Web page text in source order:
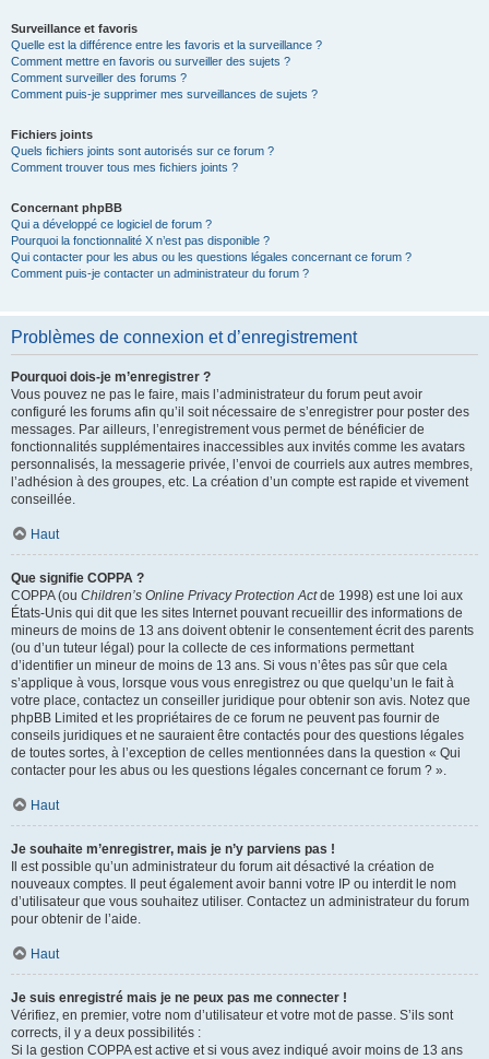
Surveillance et favoris
Quelle est la différence entre les favoris et la surveillance ?
Comment mettre en favoris ou surveiller des sujets ?
Comment surveiller des forums ?
Comment puis-je supprimer mes surveillances de sujets ?
Fichiers joints
Quels fichiers joints sont autorisés sur ce forum ?
Comment trouver tous mes fichiers joints ?
Concernant phpBB
Qui a développé ce logiciel de forum ?
Pourquoi la fonctionnalité X n’est pas disponible ?
Qui contacter pour les abus ou les questions légales concernant ce forum ?
Comment puis-je contacter un administrateur du forum ?
Problèmes de connexion et d’enregistrement
Pourquoi dois-je m’enregistrer ?
Vous pouvez ne pas le faire, mais l’administrateur du forum peut avoir
configuré les forums afin qu’il soit nécessaire de s’enregistrer pour poster des
messages. Par ailleurs, l’enregistrement vous permet de bénéficier de
fonctionnalités supplémentaires inaccessibles aux invités comme les avatars
personnalisés, la messagerie privée, l’envoi de courriels aux autres membres,
l’adhésion à des groupes, etc. La création d’un compte est rapide et vivement
conseillée.
Haut
Que signifie COPPA ?
COPPA (ou Children’s Online Privacy Protection Actde 1998) est une loi aux
États-Unis qui dit que les sites Internet pouvant recueillir des informations de
mineurs de moins de 13 ans doivent obtenir le consentement écrit des parents
(ou d’un tuteur légal) pour la collecte de ces informations permettant
d’identifier un mineur de moins de 13 ans. Si vous n’êtes pas sûr que cela
s’applique à vous, lorsque vous vous enregistrez ou que quelqu’un le fait à
votre place, contactez un conseiller juridique pour obtenir son avis. Notez que
phpBB Limited et les propriétaires de ce forum ne peuvent pas fournir de
conseils juridiques et ne sauraient être contactés pour des questions légales
de toutes sortes, à l’exception de celles mentionnées dans la question « Qui
contacter pour les abus ou les questions légales concernant ce forum ? ».
Haut
Je souhaite m’enregistrer, mais je n’y parviens pas !
Il est possible qu’un administrateur du forum ait désactivé la création de
nouveaux comptes. Il peut également avoir banni votre IP ou interdit le nom
d’utilisateur que vous souhaitez utiliser. Contactez un administrateur du forum
pour obtenir de l’aide.
Haut
Je suis enregistré mais je ne peux pas me connecter !
Vérifiez, en premier, votre nom d’utilisateur et votre mot de passe. S’ils sont
corrects, il y a deux possibilités :
Si la gestion COPPA est active et si vous avez indiqué avoir moins de 13 ans